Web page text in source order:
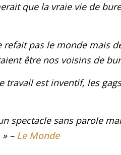
que la vraie vie de
refait pas le monde mais
être nos voisins de
travail est inventif, les
spectacle sans parole
» – Le Monde